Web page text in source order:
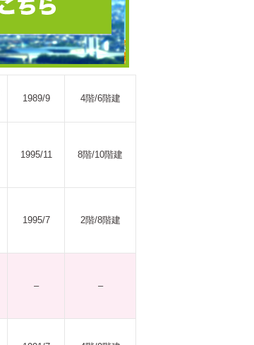
1989/9 4階/6階建
1995/11 8階/10階建
1995/7 2階/8階建
– –